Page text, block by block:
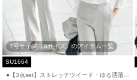
7号サイズ（Sサイズ）のアイテム一覧
SU1664
●【3点set】ストレッチツイード・ゆる洒落ジ